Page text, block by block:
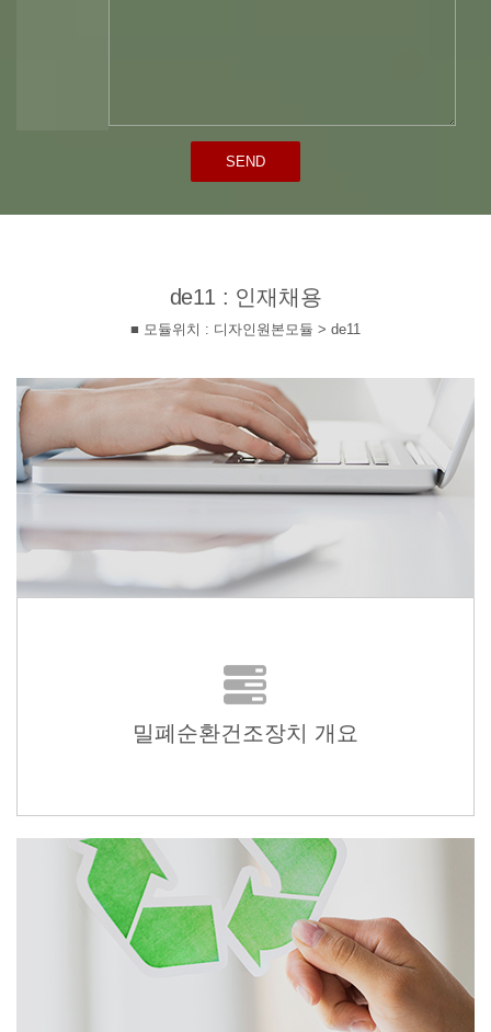
SEND
de11 : 인재채용
■ 모듈위치 : 디자인원본모듈 > de11
밀폐순환건조장치 개요